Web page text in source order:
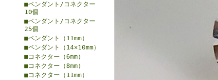
■ペンダント/コネクター
10個
■ペンダント/コネクター
25個
■ペンダント（11mm）
■ペンダント（14×10mm）
■コネクター（6mm）
■コネクター（8mm）
■コネクター（11mm）